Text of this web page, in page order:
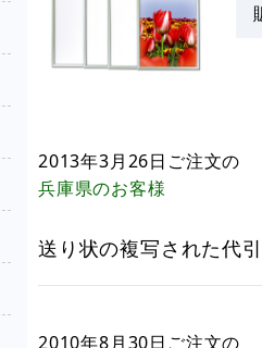
2013年3月26日 ご注文の
兵庫県のお客様
送り状の複写された代
2010年8月30日 ご注文の